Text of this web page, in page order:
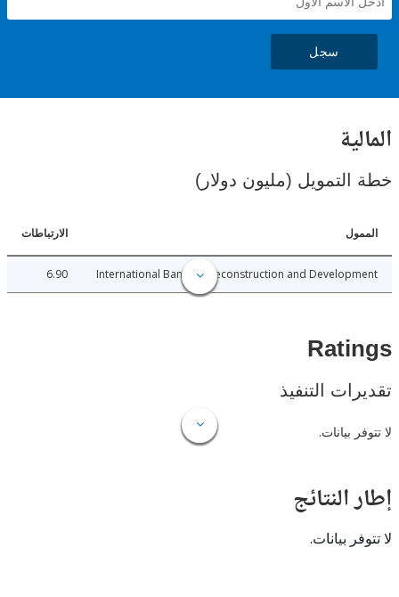
(مليون دولار)
الارتباطات
International Bank for Reconstruction and
6.90
التنفيذ
بيانات.
بيانات.